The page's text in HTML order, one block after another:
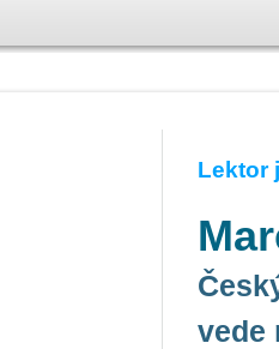
Lektor
vede